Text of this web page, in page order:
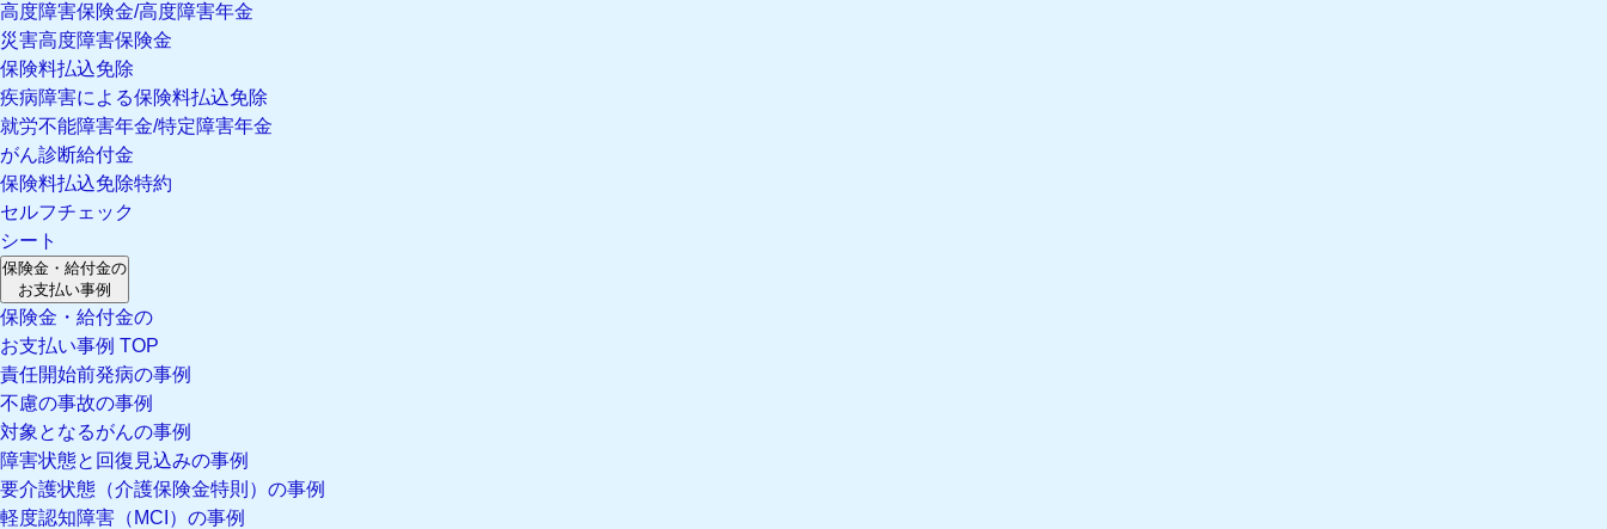
高度障害保険金/高度障害年金
災害高度障害保険金
保険料払込免除
疾病障害による保険料払込免除
就労不能障害年金/特定障害年金
がん診断給付金
保険料払込免除特約
セルフチェック
シート
保険金・給付金の
お支払い事例
保険金・給付金の
お支払い事例 TOP
責任開始前発病の事例
不慮の事故の事例
対象となるがんの事例
障害状態と回復見込みの事例
要介護状態（介護保険金特則）の事例
軽度認知障害（MCI）の事例